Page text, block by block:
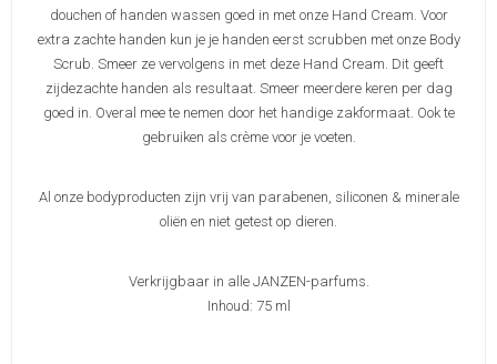
douchen of handen wassen goed in met onze Hand Cream. Voor
extra zachte handen kun je je handen eerst scrubben met onze Body
Scrub. Smeer ze vervolgens in met deze Hand Cream. Dit geeft
zijdezachte handen als resultaat. Smeer meerdere keren per dag
goed in. Overal mee te nemen door het handige zakformaat. Ook te
gebruiken als crème voor je voeten.
Al onze bodyproducten zijn vrij van parabenen, siliconen & minerale
oliën en niet getest op dieren.
Verkrijgbaar in alle JANZEN-parfums.
Inhoud: 75 ml